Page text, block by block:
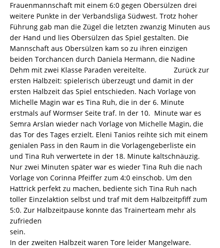
Frauenmannschaft mit einem 6:0 gegen Obersülzen drei
weitere Punkte in der Verbandsliga Südwest. Trotz hoher
Führung gab man die Zügel die letzten zwanzig Minuten aus
der Hand und lies Obersülzen das Spiel gestalten. Die
Mannschaft aus Obersülzen kam so zu ihren einzigen
beiden Torchancen durch Daniela Hermann, die Nadine
Dehm mit zwei Klasse Paraden vereitelte. Zurück zur
ersten Halbzeit: spielerisch überzeugt und damit in der
ersten Halbzeit das Spiel entschieden. Nach Vorlage von
Michelle Magin war es Tina Ruh, die in der 6. Minute
erstmals auf Wormser Seite traf. In der 10. Minute war es
Semra Arslan wieder nach Vorlage von Michelle Magin, die
das Tor des Tages erzielt. Eleni Tanios reihte sich mit einem
genialen Pass in den Raum in die Vorlagengeberliste ein
und Tina Ruh verwertete in der 18. Minute kaltschnäuzig.
Nur zwei Minuten später war es wieder Tina Ruh die nach
Vorlage von Corinna Pfeiffer zum 4:0 einschob. Um den
Hattrick perfekt zu machen, bediente sich Tina Ruh nach
toller Einzelaktion selbst und traf mit dem Halbzeitpfiff zum
5:0. Zur Halbzeitpause konnte das Trainerteam mehr als
zufrieden
sein.
In der zweiten Halbzeit waren Tore leider Mangelware.